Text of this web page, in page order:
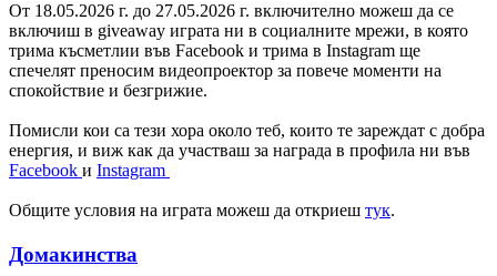
От 18.05.2026 г. до 27.05.2026 г. включително можеш да се
включиш в giveaway играта ни в социалните мрежи, в която
трима късметлии във Facebook и трима в Instagram ще
спечелят преносим видеопроектор за повече моменти на
спокойствие и безгрижие.
Помисли кои са тези хора около теб, които те зареждат с добра
енергия, и виж как да участваш за награда в профила ни във
Facebook и Instagram
Общите условия на играта можеш да откриеш тук.
Домакинства